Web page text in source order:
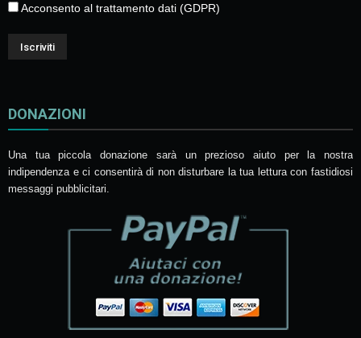
Acconsento al trattamento dati (GDPR)
DONAZIONI
Una tua piccola donazione sarà un prezioso aiuto per la nostra
indipendenza e ci consentirà di non disturbare la tua lettura con fastidiosi
messaggi pubblicitari.